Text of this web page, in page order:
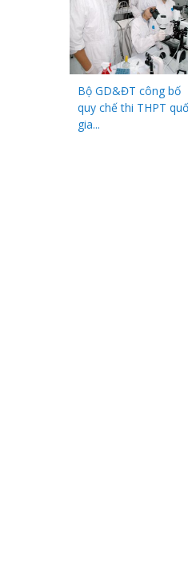
Bộ GD&ĐT công bố
quy chế thi THPT
gia...